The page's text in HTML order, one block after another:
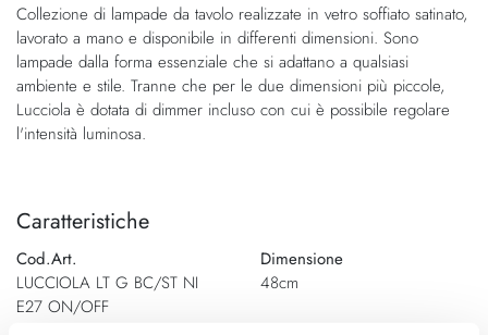
galleria
di
immagini
di
immagini
Collezione di lampade da tavolo realizzate in vetro soffiato satinato,
lavorato a mano e disponibile in differenti dimensioni. Sono
lampade dalla forma essenziale che si adattano a qualsiasi
ambiente e stile. Tranne che per le due dimensioni più piccole,
Lucciola è dotata di dimmer incluso con cui è possibile regolare
l'intensità luminosa.
Caratteristiche
Cod.Art.
LUCCIOLA LT G BC/ST NI
E27 ON/OFF
Dimensione
48cm